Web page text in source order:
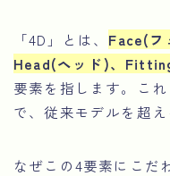
「4D」とは、 Face(フ
Head(ヘッド)、
要素を指します。こ
で、従来モデルを超え
なぜこの4要素にこだ